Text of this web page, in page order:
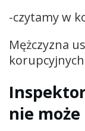
-czytamy w
Mężczyzna
nie